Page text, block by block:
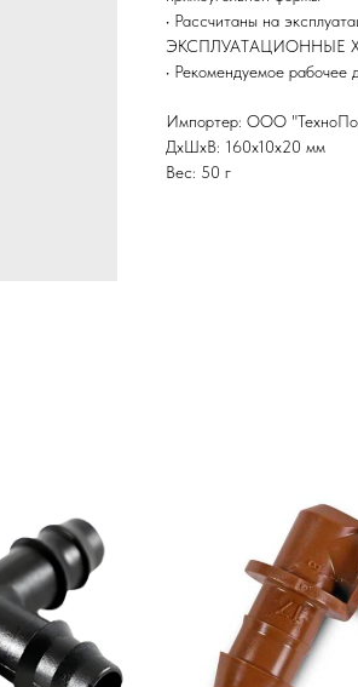
• Рассчитаны на
ЭКСПЛУАТАЦИОННЫЕ
• Рекомендуемое рабочее
Импортер: ООО
ДxШxВ: 160x10x20 мм
Вес: 50 г